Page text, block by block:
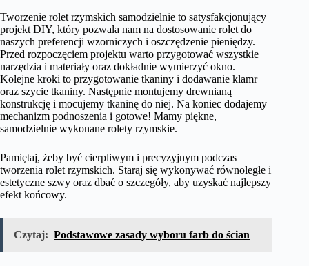
Tworzenie rolet rzymskich samodzielnie to satysfakcjonujący
projekt DIY, który pozwala nam na dostosowanie rolet do
naszych preferencji wzorniczych i oszczędzenie pieniędzy.
Przed rozpoczęciem projektu warto przygotować wszystkie
narzędzia i materiały oraz dokładnie wymierzyć okno.
Kolejne kroki to przygotowanie tkaniny i dodawanie klamr
oraz szycie tkaniny. Następnie montujemy drewnianą
konstrukcję i mocujemy tkaninę do niej. Na koniec dodajemy
mechanizm podnoszenia i gotowe! Mamy piękne,
samodzielnie wykonane rolety rzymskie.
Pamiętaj, żeby być cierpliwym i precyzyjnym podczas
tworzenia rolet rzymskich. Staraj się wykonywać równoległe i
estetyczne szwy oraz dbać o szczegóły, aby uzyskać najlepszy
efekt końcowy.
Czytaj: Podstawowe zasady wyboru farb do ścian